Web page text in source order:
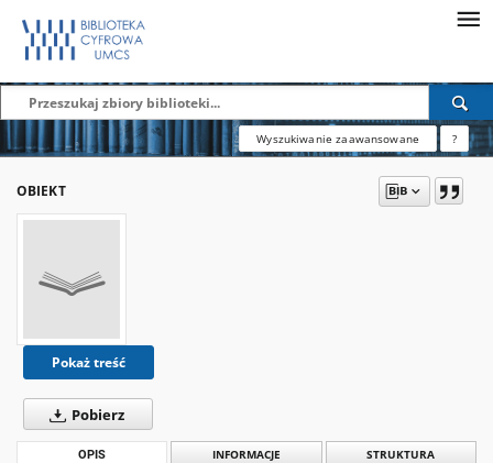
Wyszukiwanie zaawansowane ?
OBIEKT
Pokaż treść
Pobierz
OPIS INFORMACJE STRUKTURA